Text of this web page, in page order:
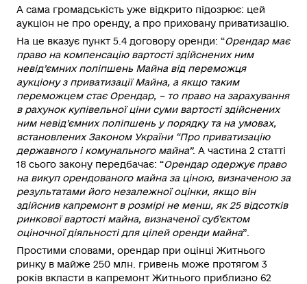
А сама громадськість уже відкрито підозрює: цей
аукціон не про оренду, а про приховану приватизацію.
На це вказує пункт 5.4 договору оренди: “Орендар має
право на компенсацію вартості здійснених ним
невід’ємних поліпшень Майна від переможця
аукціону з приватизації Майна, а якщо таким
переможцем стає Орендар, – то право на зарахування
в рахунок купівельної ціни суми вартості здійснених
ним невід’ємних поліпшень у порядку та на умовах,
встановлених Законом України “Про приватизацію
державного і комунального майна”. А частина 2 статті
18 сього закону передбачає: “Орендар одержує право
на викуп орендованого майна за ціною, визначеною за
результатами його незалежної оцінки, якщо він
здійснив капремонт в розмірі не менш, як 25 відсотків
ринкової вартості майна, визначеної суб’єктом
оціночної діяльності для цілей оренди майна”.
Простими словами, орендар при оцінці Житнього
ринку в майже 250 млн. гривень може протягом 3
років вкласти в капремонт Житнього приблизно 62